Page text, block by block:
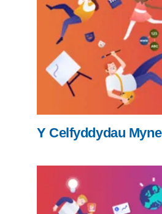
Y Celfyddydau